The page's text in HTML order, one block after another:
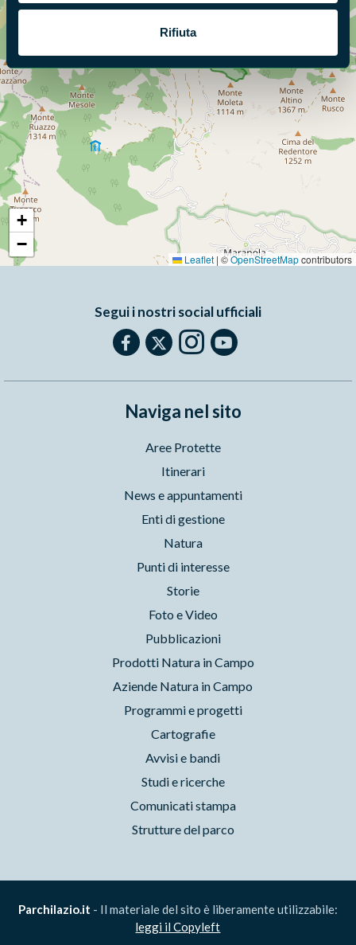
Rifiuta
+
−
Leaflet | ©OpenStreetMapcontributors
Segui i nostri social ufficiali
Naviga nel sito
Aree Protette
Itinerari
News e appuntamenti
Enti di gestione
Natura
Punti di interesse
Storie
Foto e Video
Pubblicazioni
Prodotti Natura in Campo
Aziende Natura in Campo
Programmi e progetti
Cartografie
Avvisi e bandi
Studi e ricerche
Comunicati stampa
Strutture del parco
Parchilazio.it - Il materiale del sito è liberamente utilizzabile:
leggi il Copyleft